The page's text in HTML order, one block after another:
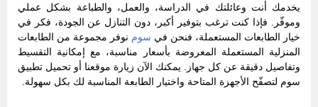
يخدمك أنت وعائلتك في الدراسة، والعمل، والطباعة بشكل عملي
وموفّر. فإذا كنت ترغب بتوفير أكبر، دون التنازل عن الجودة، فكر في
خيار الطابعات المستعملة، فنحن في سوم نوفر مجموعة من الطابعات
المنزلية المستعملة المعروضة بأسعار مناسبة، مع إمكانية التقسيط
وتفاصيل دقيقة عن كل جهاز. يمكنك الآن زيارة موقعنا أو تحميل تطبيق
سوم لتصفّح الأجهزة المتاحة واختيار الطابعة المناسبة لك بكل سهولة.